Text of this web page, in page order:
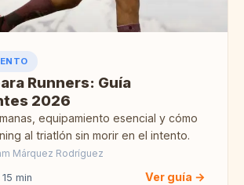
Runners: Guía
2026
equipamiento esencial y cómo
al triatlón sin morir en el intento.
Márquez Rodríguez
min Ver guía →